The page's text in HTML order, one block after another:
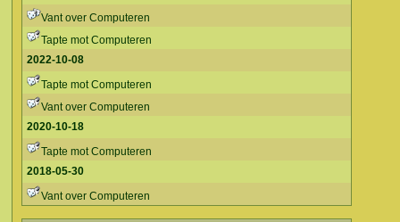
Vant over Computeren
Tapte mot Computeren
2022-10-08
Tapte mot Computeren
Vant over Computeren
2020-10-18
Tapte mot Computeren
2018-05-30
Vant over Computeren